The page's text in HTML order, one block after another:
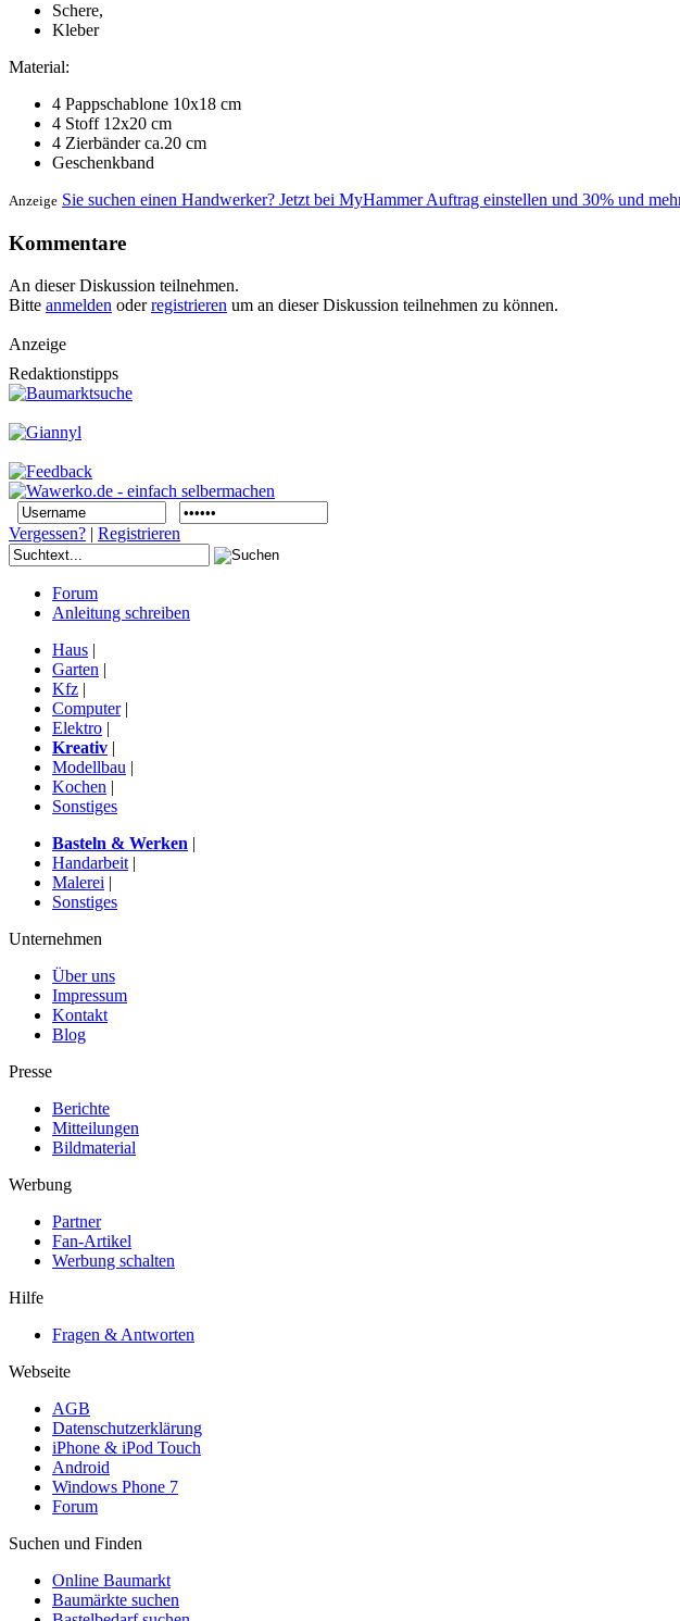
Schere,
Kleber
Material:
4 Pappschablone 10x18 cm
4 Stoff 12x20 cm
4 Zierbänder ca.20 cm
Geschenkband
Anzeige Sie suchen einen Handwerker? Jetzt bei MyHammer Auftrag einstellen und 30% und
Kommentare
An dieser Diskussion teilnehmen.
Bitte anmelden oderregistrieren um an dieser Diskussion teilnehmen zu können.
Anzeige
Redaktionstipps
Vergessen? | Registrieren
Forum
Anleitung schreiben
Haus |
Garten |
Kfz |
Computer|
Elektro |
Kreativ |
Modellbau |
Kochen |
Sonstiges
Basteln & Werken |
Handarbeit |
Malerei |
Sonstiges
Unternehmen
Über uns
Impressum
Kontakt
Blog
Presse
Berichte
Mitteilungen
Bildmaterial
Werbung
Partner
Fan-Artikel
Werbung schalten
Hilfe
Fragen & Antworten
Webseite
AGB
Datenschutzerklärung
iPhone & iPod Touch
Android
Windows Phone 7
Forum
Suchen und Finden
Online Baumarkt
Baumärkte suchen